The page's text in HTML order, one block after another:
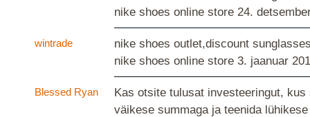
nike shoes online store 24.
wintrade
nike shoes outlet,discount
nike shoes online store 3. jaanuar
Blessed Ryan
Kas otsite tulusat investeeringut, kus
väikese summaga ja teenida